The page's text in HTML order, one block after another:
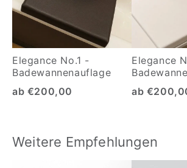
Elegance No.1 -
Badewannenauflage
ab €200,00
Elegance
ab
Weitere Empfehlungen